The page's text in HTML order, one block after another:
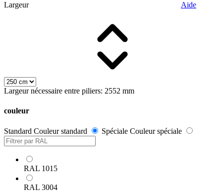
Largeur Aide
Largeur nécessaire entre piliers: 2552 mm
couleur
Standard Couleur standard Spéciale Couleur spéciale
RAL 1015
RAL 3004